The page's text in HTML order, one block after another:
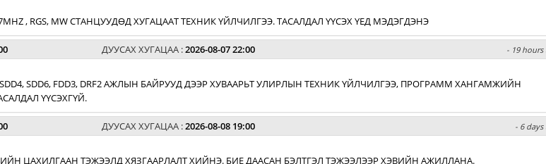
, RGS, MW СТАНЦУУДӨД ХУГАЦААТ ТЕХНИК ҮЙЛЧИЛГЭЭ. ТАСАЛДАЛ ҮҮСЭХ ҮЕД МЭДЭГДЭНЭ
ДУУСАХ ХУГАЦАА :2026-08-07 22:00 - 19 hours
SDD6, FDD3, DRF2 АЖЛЫН БАЙРУУД ДЭЭР ХУВААРЬТ УЛИРЛЫН ТЕХНИК ҮЙЛЧИЛГЭЭ, ПРОГРАММ ХАНГАМЖИЙН
ҮҮСЭХГҮЙ.
ДУУСАХ ХУГАЦАА :2026-08-08 19:00 - 6 days
ЦАХИЛГААН ТЭЖЭЭЛД ХЯЗГААРЛАЛТ ХИЙНЭ. БИЕ ДААСАН БЭЛТГЭЛ ТЭЖЭЭЛЭЭР ХЭВИЙН АЖИЛЛАНА.